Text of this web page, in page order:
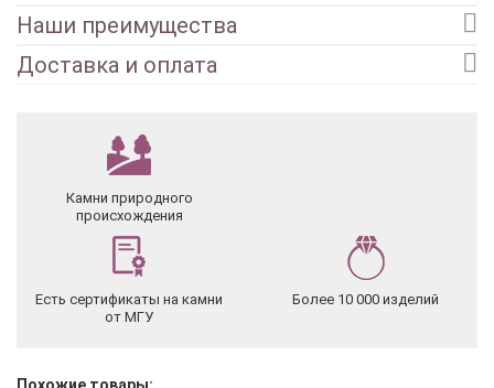
Наши преимущества
Доставка и оплата
Камни природного
происхождения
Есть сертификаты на камни
от МГУ
Более 10 000 изделий